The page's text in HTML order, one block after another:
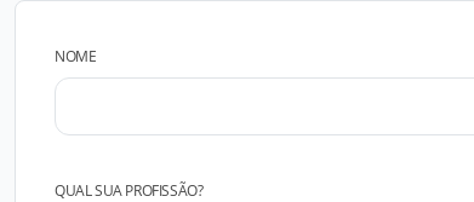
NOME
QUAL SUA PROFISSÃO?